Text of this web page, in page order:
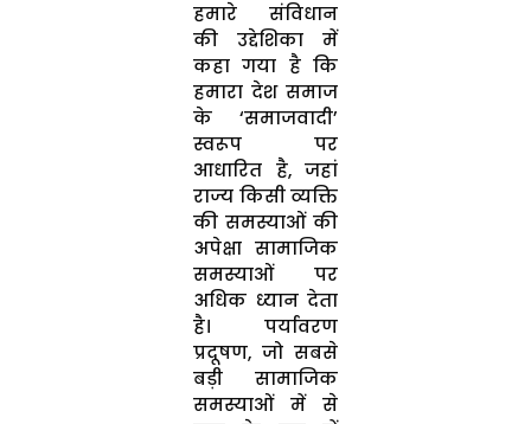
हमारे संविधान
की उद्देशिका में
कहा गया है कि
हमारा देश समाज
के ‘समाजवादी’
स्वरूप पर
आधारित है, जहां
राज्य किसी व्यक्ति
की समस्याओं की
अपेक्षा सामाजिक
समस्याओं पर
अधिक ध्यान देता
है। पर्यावरण
प्रदूषण, जो सबसे
बड़ी सामाजिक
समस्याओं में से